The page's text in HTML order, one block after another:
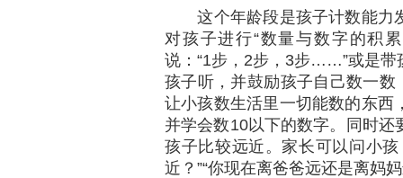
这个年龄段是孩子计数能力
对孩子进行“数量与数字的积
说：“1步，2步，3步……”或是带
孩子听，并鼓励孩子自己数一
让小孩数生活里一切能数的东西
并学会数10以下的数字。同时
孩子比较远近。家长可以问小
近？”“你现在离爸爸远还是离妈